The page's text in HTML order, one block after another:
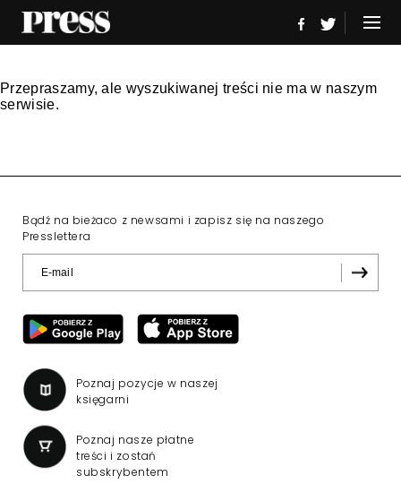
Przepraszamy, ale wyszukiwanej treści nie ma w naszym
serwisie.
Bądź na bieżaco z newsami i zapisz się na naszego
Presslettera
Poznaj pozycje w naszej
księgarni
Poznaj nasze płatne
treści i zostań
subskrybentem